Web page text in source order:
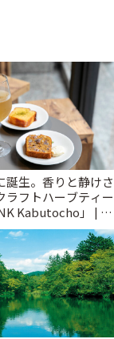
誕生。香りと静けさ
ラフトハーブティー
Kabutocho」 | こ